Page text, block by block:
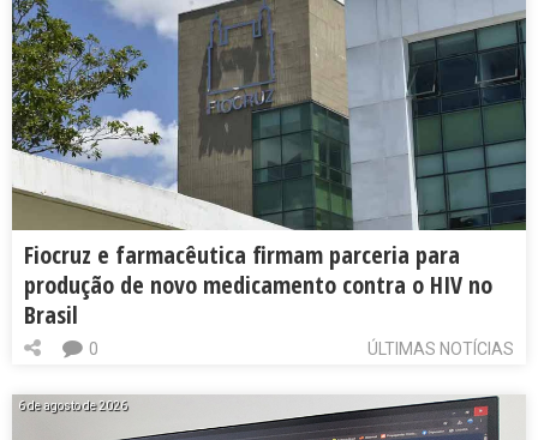
Fiocruz e farmacêutica firmam parceria para
produção de novo medicamento contra o HIV no
Brasil
ÚLTIMAS NOTÍCIAS
0
6 de agosto de 2026